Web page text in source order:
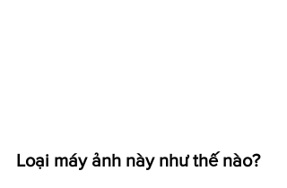
Loại máy ảnh này như thế nào?